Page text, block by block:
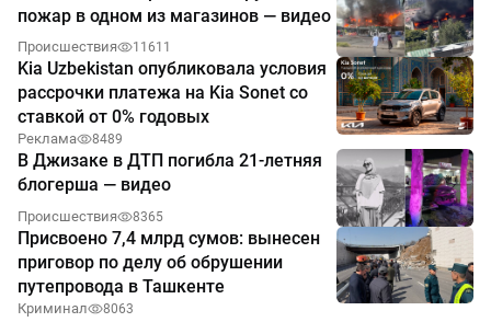
пожар в одном из магазинов — видео
Происшествия 11611
Kia Uzbekistan опубликовала условия
рассрочки платежа на Kia Sonet со
ставкой от 0% годовых
Реклама 8489
В Джизаке в ДТП погибла 21-летняя
блогерша — видео
Происшествия 8365
Присвоено 7,4 млрд сумов: вынесен
приговор по делу об обрушении
путепровода в Ташкенте
Криминал 8063